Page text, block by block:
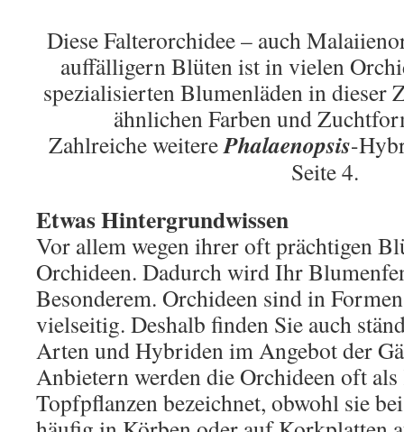
Diese Falterorchidee – auch
auffälligern Blüten ist in vielen
spezialisierten Blumenläden in dieser
ähnlichen Farben und
Zahlreiche weiterePhalaenopsis-
Seite 4.
Etwas Hintergrundwissen
Vor allem wegen ihrer oft prächtigen
Orchideen. Dadurch wird Ihr
Besonderem. Orchideen sind in
vielseitig. Deshalb finden Sie auch
Arten und Hybriden im Angebot der
Anbietern werden die Orchideen oft
Topfpflanzen bezeichnet, obwohl sie